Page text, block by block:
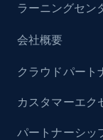
ラーニングセン
会社概要
クラウドパート
カスタマーエク
パートナーシッ